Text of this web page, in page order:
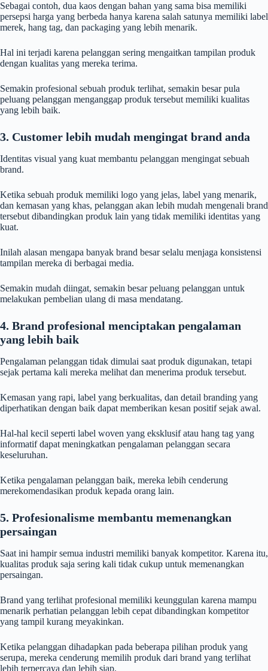
Sebagai contoh, dua kaos dengan bahan yang sama bisa memiliki
persepsi harga yang berbeda hanya karena salah satunya memiliki label
merek, hang tag, dan packaging yang lebih menarik.
Hal ini terjadi karena pelanggan sering mengaitkan tampilan produk
dengan kualitas yang mereka terima.
Semakin profesional sebuah produk terlihat, semakin besar pula
peluang pelanggan menganggap produk tersebut memiliki kualitas
yang lebih baik.
3. Customer lebih mudah mengingat brand anda
Identitas visual yang kuat membantu pelanggan mengingat sebuah
brand.
Ketika sebuah produk memiliki logo yang jelas, label yang menarik,
dan kemasan yang khas, pelanggan akan lebih mudah mengenali brand
tersebut dibandingkan produk lain yang tidak memiliki identitas yang
kuat.
Inilah alasan mengapa banyak brand besar selalu menjaga konsistensi
tampilan mereka di berbagai media.
Semakin mudah diingat, semakin besar peluang pelanggan untuk
melakukan pembelian ulang di masa mendatang.
4. Brand profesional menciptakan pengalaman
yang lebih baik
Pengalaman pelanggan tidak dimulai saat produk digunakan, tetapi
sejak pertama kali mereka melihat dan menerima produk tersebut.
Kemasan yang rapi, label yang berkualitas, dan detail branding yang
diperhatikan dengan baik dapat memberikan kesan positif sejak awal.
Hal-hal kecil seperti label woven yang eksklusif atau hang tag yang
informatif dapat meningkatkan pengalaman pelanggan secara
keseluruhan.
Ketika pengalaman pelanggan baik, mereka lebih cenderung
merekomendasikan produk kepada orang lain.
5. Profesionalisme membantu memenangkan
persaingan
Saat ini hampir semua industri memiliki banyak kompetitor. Karena itu,
kualitas produk saja sering kali tidak cukup untuk memenangkan
persaingan.
Brand yang terlihat profesional memiliki keunggulan karena mampu
menarik perhatian pelanggan lebih cepat dibandingkan kompetitor
yang tampil kurang meyakinkan.
Ketika pelanggan dihadapkan pada beberapa pilihan produk yang
serupa, mereka cenderung memilih produk dari brand yang terlihat
lebih terpercaya dan lebih siap.